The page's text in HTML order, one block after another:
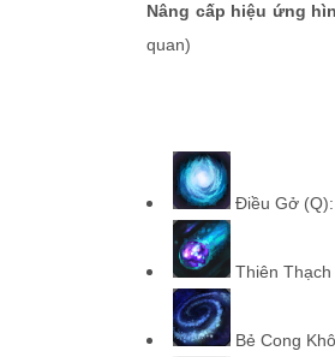
Nâng cấp hiệu ứng
quan)
Điều Gở
Thiên Thạch
Bẻ Cong